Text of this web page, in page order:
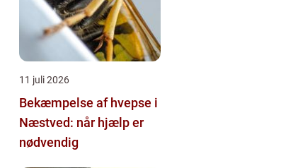
11 juli 2026
Bekæmpelse af hvepse i
Næstved: når hjælp er
nødvendig